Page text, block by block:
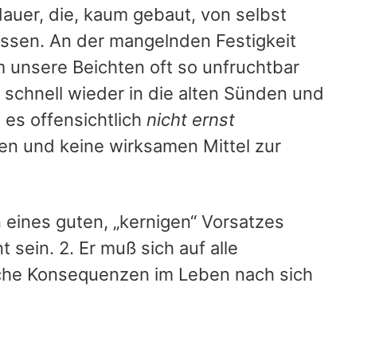
die, kaum gebaut, von selbst
An der mangelnden Festigkeit
unsere Beichten oft so unfruchtbar
wieder in die alten Sünden und
es offensichtlich nicht ernst
und keine wirksamen Mittel zur
guten, „kernigen“ Vorsatzes
sein. 2. Er muß sich auf alle
Konsequenzen im Leben nach sich